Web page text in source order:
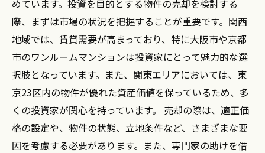
めています。投資を目的とする物件の売却を検討する
際、まずは市場の状況を把握することが重要です。関西
地域では、賃貸需要が高まっており、特に大阪市や京都
市のワンルームマンションは投資家にとって魅力的な選
択肢となっています。また、関東エリアにおいては、東
京23区内の物件が優れた資産価値を保っているため、多
くの投資家が関心を持っています。 売却の際は、適正価
格の設定や、物件の状態、立地条件など、さまざまな要
因を考慮する必要があります。また、専門家の助けを借